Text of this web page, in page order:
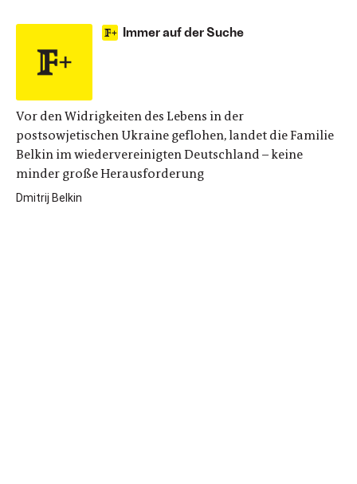
Immer auf der Suche
Vor den Widrigkeiten des Lebens in der
postsowjetischen Ukraine geflohen, landet die Familie
Belkin im wiedervereinigten Deutschland – keine
minder große Herausforderung
Dmitrij Belkin